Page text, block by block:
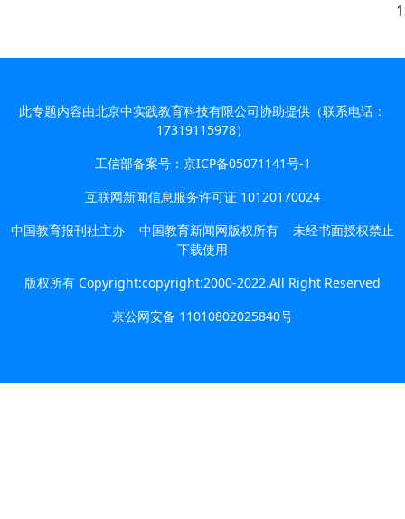
1
此专题内容由北京中实践教育科技有限公司协助提供（联系电话：
17319115978）
工信部备案号：京ICP备05071141号-1
互联网新闻信息服务许可证 10120170024
中国教育报刊社主办 中国教育新闻网版权所有 未经书面授权禁止
下载使用
版权所有 Copyright:copyright:2000-2022.All Right Reserved
京公网安备 11010802025840号